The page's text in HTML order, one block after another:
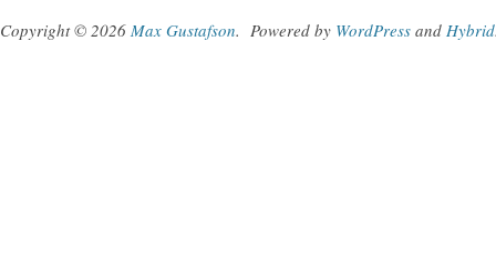
Copyright © 2026 Max Gustafson. Powered by WordPress and Hybrid